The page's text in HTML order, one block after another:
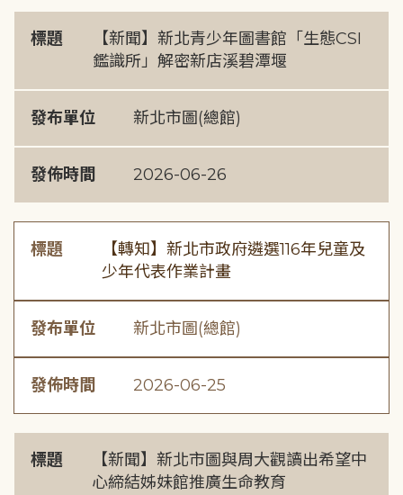
標題
【新聞】新北青少年圖書館「生態CSI
鑑識所」解密新店溪碧潭堰
發布單位 新北市圖(總館)
發佈時間 2026-06-26
標題
【轉知】新北市政府遴選116年兒童及
少年代表作業計畫
發布單位 新北市圖(總館)
發佈時間 2026-06-25
標題
【新聞】新北市圖與周大觀讀出希望中
心締結姊妹館推廣生命教育